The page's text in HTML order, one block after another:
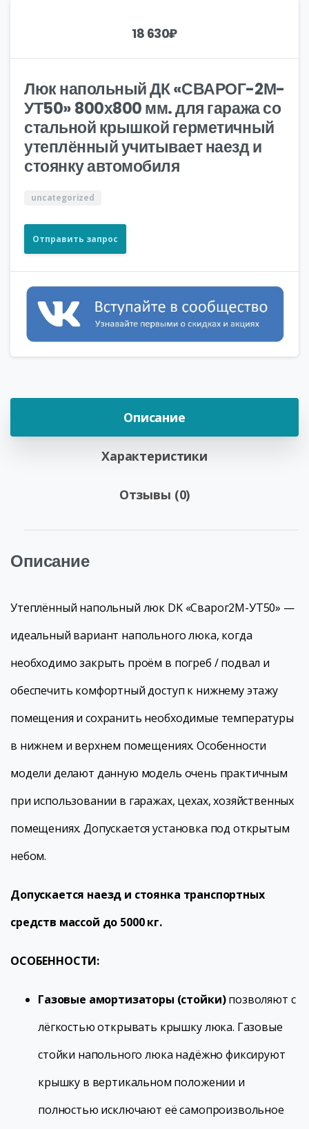
18 630₽
Люк напольный ДК «СВАРОГ-2М-
УТ50» 800х800 мм. для гаража со
стальной крышкой герметичный
утеплённый учитывает наезд и
стоянку автомобиля
uncategorized
Отправить запрос
Описание
Характеристики
Отзывы (0)
Описание
Утеплённый напольный люк DK «Сварог2М-УТ50» —
идеальный вариант напольного люка, когда
необходимо закрыть проём в погреб / подвал и
обеспечить комфортный доступ к нижнему этажу
помещения и сохранить необходимые температуры
в нижнем и верхнем помещениях. Особенности
модели делают данную модель очень практичным
при использовании в гаражах, цехах, хозяйственных
помещениях. Допускается установка под открытым
небом.
Допускается наезд и стоянка транспортных
средств массой до 5000 кг.
ОСОБЕННОСТИ:
Газовые амортизаторы (стойки)позволяют с
лёгкостью открывать крышку люка. Газовые
стойки напольного люка надёжно фиксируют
крышку в вертикальном положении и
полностью исключают её самопроизвольное